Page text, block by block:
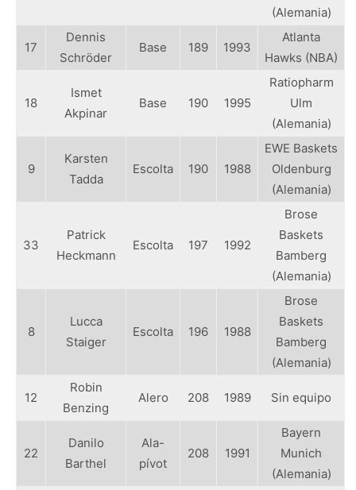
(Alemania)
17
Dennis
Schröder
Base 189 1993
Atlanta
Hawks (NBA)
18
Ismet
Akpinar
Base 190 1995
Ratiopharm
Ulm
(Alemania)
9
Karsten
Tadda
Escolta 190 1988
EWE Baskets
Oldenburg
(Alemania)
33
Patrick
Heckmann
Escolta 197 1992
Brose
Baskets
Bamberg
(Alemania)
8
Lucca
Staiger
Escolta 196 1988
Brose
Baskets
Bamberg
(Alemania)
12
Robin
Benzing
Alero 208 1989 Sin equipo
22
Danilo
Barthel
Ala-
pívot
208 1991
Bayern
Munich
(Alemania)